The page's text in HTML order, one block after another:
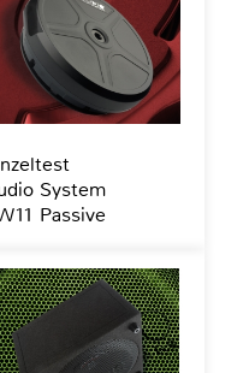
System
Passive